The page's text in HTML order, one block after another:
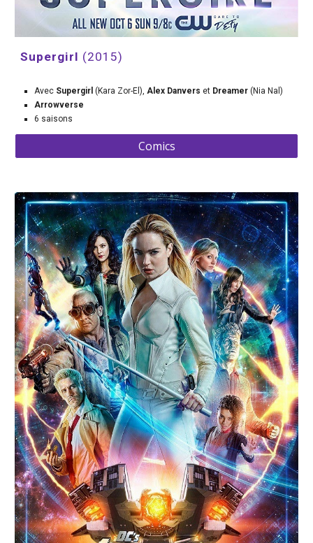
Supergirl (2015)
Avec Supergirl (Kara Zor-El), Alex Danvers et Dreamer (Nia Nal)
Arrowverse
6 saisons
Comics